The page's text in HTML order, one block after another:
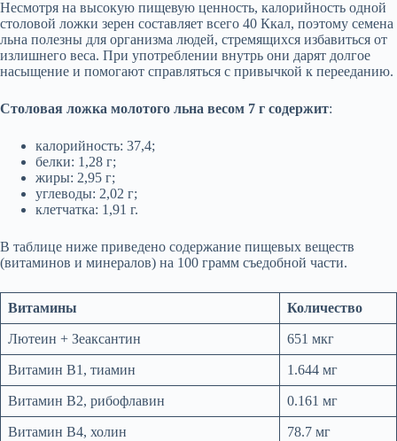
Несмотря на высокую пищевую ценность, калорийность одной
столовой ложки зерен составляет всего 40 Ккал, поэтому семена
льна полезны для организма людей, стремящихся избавиться от
излишнего веса. При употреблении внутрь они дарят долгое
насыщение и помогают справляться с привычкой к перееданию.
Столовая ложка молотого льна весом 7 г содержит:
калорийность: 37,4;
белки: 1,28 г;
жиры: 2,95 г;
углеводы: 2,02 г;
клетчатка: 1,91 г.
В таблице ниже приведено содержание пищевых веществ
(витаминов и минералов) на 100 грамм съедобной части.
Витамины Количество
Лютеин + Зеаксантин 651 мкг
Витамин В1, тиамин 1.644 мг
Витамин В2, рибофлавин 0.161 мг
Витамин В4, холин 78.7 мг